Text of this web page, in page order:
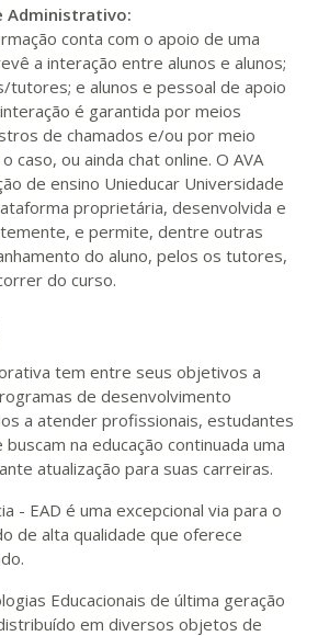
Administrativo:
conta com o apoio de uma
a interação entre alunos e alunos;
tutores; e alunos e pessoal de apoio
é garantida por meios
de chamados e/ou por meio
caso, ou ainda chat online. O AVA
de ensino Unieducar Universidade
proprietária, desenvolvida e
e permite, dentre outras
do aluno, pelos os tutores,
do curso.
tem entre seus objetivos a
de desenvolvimento
a atender profissionais, estudantes
na educação continuada uma
atualização para suas carreiras.
- EAD é uma excepcional via para o
de alta qualidade que oferece
Educacionais de última geração
em diversos objetos de